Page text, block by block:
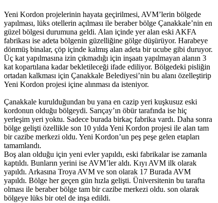
Yeni Kordon projelerinin hayata geçirilmesi, AVM’lerin bölgede
yapılması, lüks otellerin açılması ile beraber bölge Çanakkale’nin en
güzel bölgesi durumuna geldi. Alan içinde yer alan eski AKFA
fabrikası ise adeta bölgenin güzelliğine gölge düşürüyor. Harabeye
dönmüş binalar, çöp içinde kalmış alan adeta bir ucube gibi duruyor.
Üç kat yapılmasına izin çıkmadığı için inşaatı yapılmayan alanın 3
kat kopartılana kadar bekletileceği ifade ediliyor. Bölgedeki pisliğin
ortadan kalkması için Çanakkale Belediyesi’nin bu alanı özelleştirip
Yeni Kordon projesi içine alınması da isteniyor.
Çanakkale kurulduğundan bu yana en cazip yeri kuşkusuz eski
kordonun olduğu bölgeydi. Sarıçay’ın öbür tarafında ise hiç
yerleşim yeri yoktu. Sadece burada birkaç fabrika vardı. Daha sonra
bölge gelişti özellikle son 10 yılda Yeni Kordon projesi ile alan tam
bir cazibe merkezi oldu. Yeni Kordon’un peş peşe gelen etapları
tamamlandı.
Boş alan olduğu için yeni evler yapıldı, eski fabrikalar ise zamanla
kaptıldı. Bunların yerini ise AVM’ler aldı. Kıyı AVM ilk olarak
yapıldı. Arkasına Troya AVM ve son olarak 17 Burada AVM
yapıldı. Bölge her geçen gün hızla gelişti. Üniversitenin bu tarafta
olması ile beraber bölge tam bir cazibe merkezi oldu. son olarak
bölgeye lüks bir otel de inşa edildi.